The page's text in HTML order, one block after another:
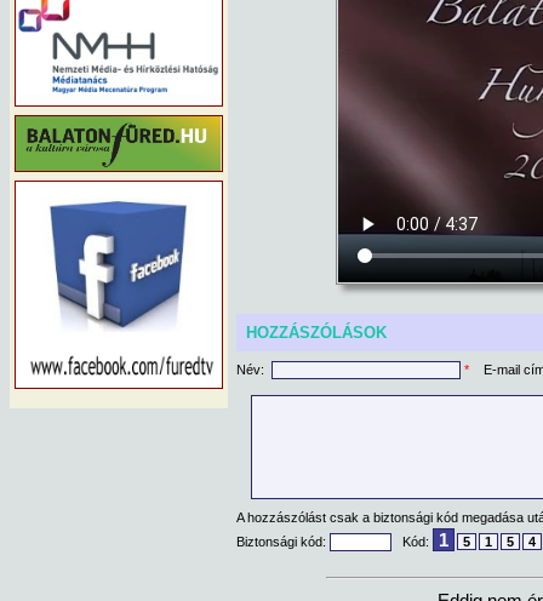
HOZZÁSZÓLÁSOK
Név: * E-mail
A hozzászólást csak a biztonsági kód megadása
Biztonsági kód:
Kód: 1 5 1 5 4